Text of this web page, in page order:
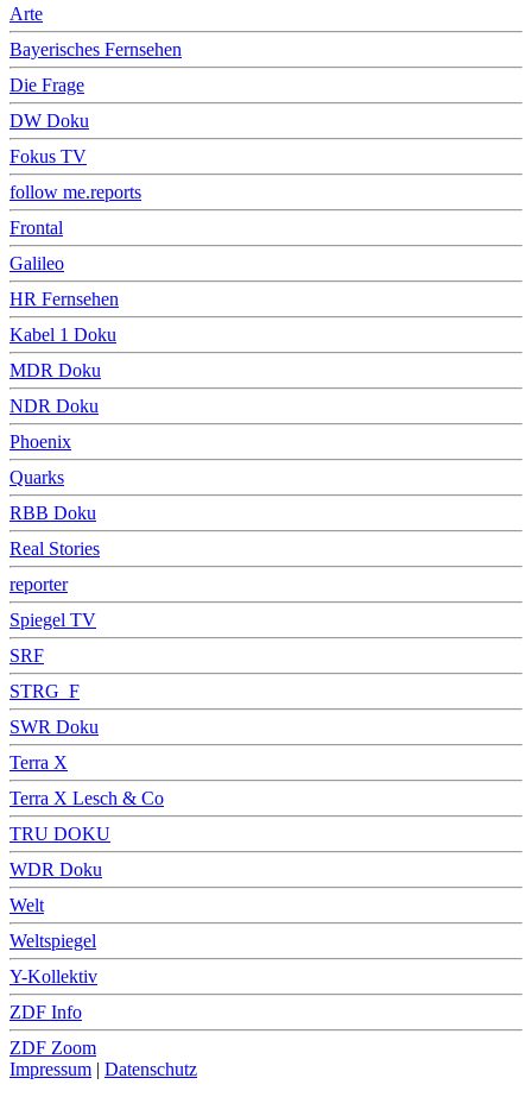
Arte
Bayerisches Fernsehen
Die Frage
DW Doku
Fokus TV
follow me.reports
Frontal
Galileo
HR Fernsehen
Kabel 1 Doku
MDR Doku
NDR Doku
Phoenix
Quarks
RBB Doku
Real Stories
reporter
Spiegel TV
SRF
STRG_F
SWR Doku
Terra X
Terra X Lesch & Co
TRU DOKU
WDR Doku
Welt
Weltspiegel
Y-Kollektiv
ZDF Info
ZDF Zoom
Impressum | Datenschutz